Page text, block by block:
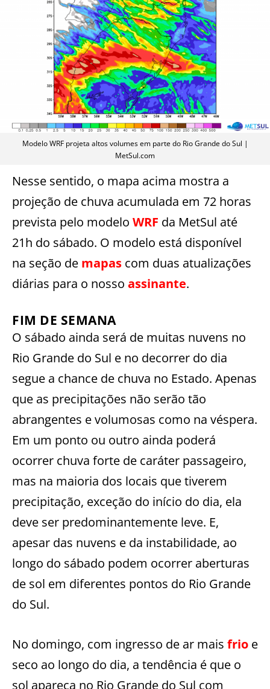
Modelo WRF projeta altos volumes em parte do Rio Grande do Sul |
MetSul.com
Nesse sentido, o mapa acima mostra a
projeção de chuva acumulada em 72 horas
prevista pelo modelo WRF da MetSul até
21h do sábado. O modelo está disponível
na seção de mapas com duas atualizações
diárias para o nosso assinante.
FIM DE SEMANA
O sábado ainda será de muitas nuvens no
Rio Grande do Sul e no decorrer do dia
segue a chance de chuva no Estado. Apenas
que as precipitações não serão tão
abrangentes e volumosas como na véspera.
Em um ponto ou outro ainda poderá
ocorrer chuva forte de caráter passageiro,
mas na maioria dos locais que tiverem
precipitação, exceção do início do dia, ela
deve ser predominantemente leve. E,
apesar das nuvens e da instabilidade, ao
longo do sábado podem ocorrer aberturas
de sol em diferentes pontos do Rio Grande
do Sul.
No domingo, com ingresso de ar mais frio e
seco ao longo do dia, a tendência é que o
sol apareça no Rio Grande do Sul com